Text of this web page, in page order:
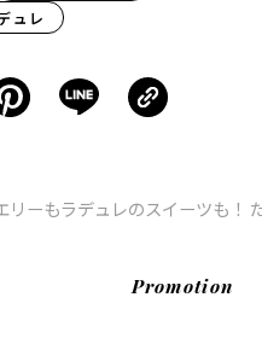
ュレ
リーもラデュレのスイーツも！
Promotion